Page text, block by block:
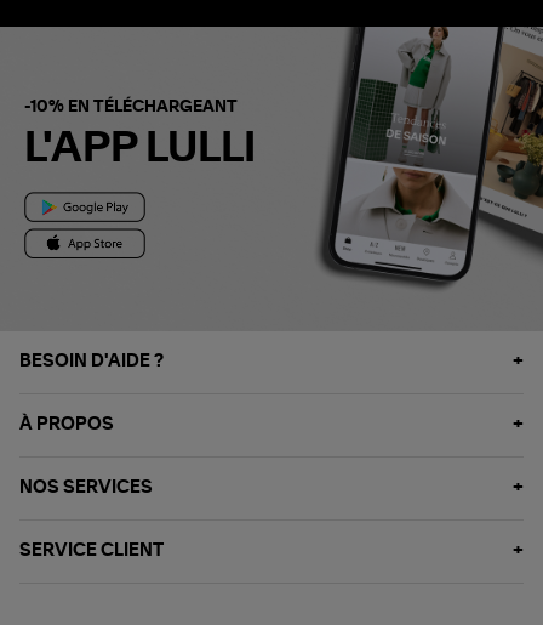
-10% EN TÉLÉCHARGEANT
L'APP LULLI
BESOIN D'AIDE ?
À PROPOS
NOS SERVICES
SERVICE CLIENT